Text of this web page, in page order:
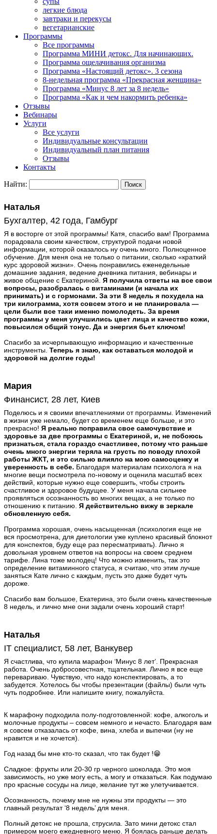
легкие блюда
завтраки и перекусы
вегетарианские
Программы
Все программы
Программа МИНИ детокс. Для начинающих.
Программа ощелачивания организма
Программа «Настоящий детокс». 3 сезона
8-недельная программа «Прекрасная женщина»
Программа «Минус 8 лет за 8 недель»
Программа «Как и чем накормить ребенка»
Отзывы
Вебинары
Услуги
Все услуги
Индивидуальные консультации
Индивидуальный план питания
Отзывы
Контакты
Найти:
Наталья
Бухгалтер, 42 года, Гамбург
Я в восторге от этой программы! Катя, спасибо вам! Программа
порадовала своим качеством, структурой подачи новой
информации, которой оказалось ну очень много. Полноценное
обучение. Для меня она не только о питании, сколько «краткий
курс здоровой жизни». Очень понравились еженедельные
домашние задания, ведение дневника питания, вебинары и
живое общение с Екатериной. Я получила ответы на все свои
вопросы, разобралась с витаминами (и начала их
принимать) и с гормонами. За эти 8 недель я похудела на
три килограмма, хотя совсем этого и не планировала —
цели были все таки именно помолодеть. За время
программы у меня улучшились цвет лица и качество кожи,
повысился общий тонус. Да и энергия бьет ключом!
Спасибо за исчерпывающую информацию и качественные
инструменты. Теперь я знаю, как оставаться молодой и
здоровой на долгие годы!
Мария
Финансист, 28 лет, Киев
Поделюсь и я своими впечатлениями от программы. Изменений
в жизни уже немало, будет со временем еще больше, и это
прекрасно! Я реально поправила свое самочувствие и
здоровье за две программы с Екатериной, и, не побоюсь
признаться, стала гораздо счастливее, потому что раньше
очень много энергии теряла на грусть по поводу плохой
работы ЖКТ, и это сильно влияло на мою самооценку и
уверенность в себе. Благодаря материалам психолога я на
многие вещи посмотрела по-новому и оценила масштаб всех
действий, которые нужно еще совершить, чтобы строить
счастливое и здоровое будущее. У меня начала сильнее
проявляться осознанность во многих вещах, а не только по
отношению к питанию. Я действительно вижу в зеркале
обновленную себя.
Программа хорошая, очень насыщенная (психология еще не
вся просмотрена, для диетологии уже куплено красивый блокнот
для конспектов, буду еще раз пересматривать). Лично я
довольная уровнем ответов на вопросы на своем среднем
тарифе. Лина тоже молодец! Что можно изменить, так это
определение витаминного статуса, я считаю, что этим лучше
заняться Кате лично с каждым, пусть это даже будет чуть
дороже.
Спасибо вам большое, Екатерина, это были очень качественные
8 недель, и лично мне они задали очень хороший старт!
Наталья
IT специалист, 58 лет, Ванкувер
Я счастлива, что купила марафон ‘Минус 8 лет’. Прекрасная
работа. Очень добросовестная, тщательная. Лично я все еще
перевариваю. Чувствую, что надо конспектировать, а то
забудется. Хотелось бы чтобы презентации (файлы) были чуть
чуть подробнее. Или напишите книгу, пожалуйста.
К марафону подходила полу-подготовленной: кофе, алкоголь и
молочные продукты – совсем немного и нечасто. Благодаря вам
я совсем отказалась от кофе, вина, хлеба и выпечки (ну не
нравится и не хочется).
Год назад бы мне кто-то сказал, что так будет !😁
Сладкое: фрукты или 20-30 гр черного шоколада. Это моя
зависимость, но уже могу есть, а могу и отказаться. Как подумаю
про красные сосуды на лице, желание тут же улетучивается.
Осознанность, почему мне не нужны эти продукты — это
главный результат ‘8 недель’ для меня.
Полный детокс не прошла, струсила. Зато мини детокс стал
примером моего ежедневного меню. Я боялась раньше делать